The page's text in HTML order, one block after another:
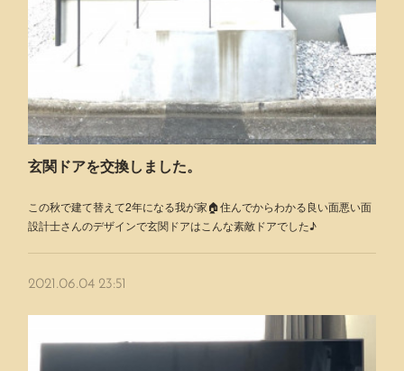
玄関ドアを交換しました。
この秋で建て替えて2年になる我が家🏠住んでからわかる良い面悪い面
設計士さんのデザインで玄関ドアはこんな素敵ドアでした♪
2021.06.04 23:51